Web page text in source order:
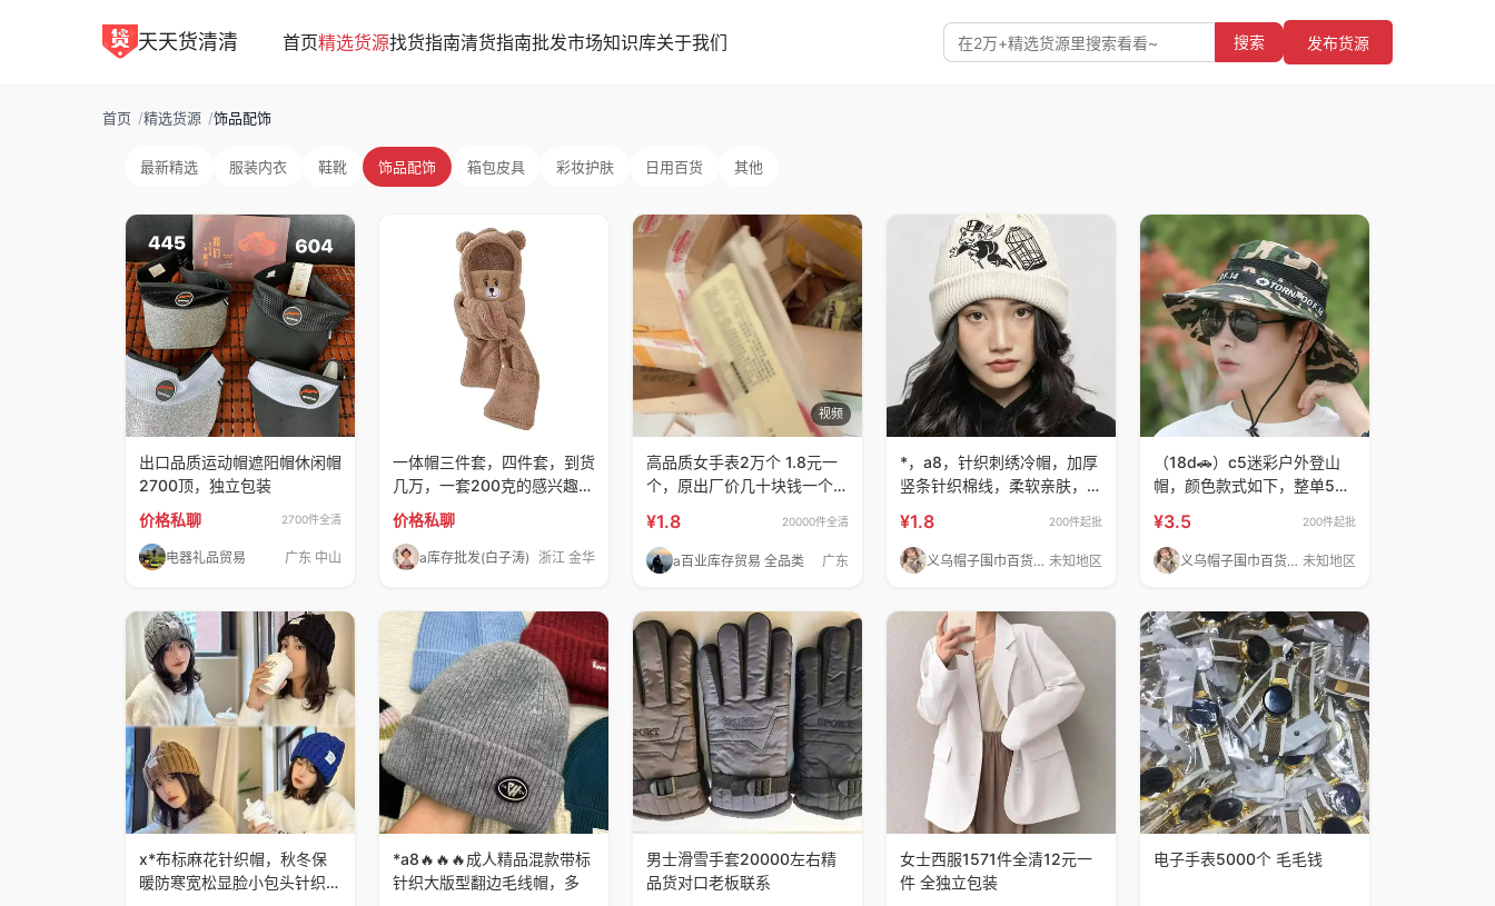
天天货清清 首页精选货源找货指南清货指南批发市场知识库关于我们 搜索 发布货源
首页 /精选货源 /饰品配饰
最新精选 服装内衣 鞋靴 饰品配饰 箱包皮具 彩妆护肤 日用百货 其他
出口品质运动帽遮阳帽休闲帽
2700顶，独立包装
价格私聊
2700件全清
电器礼品贸易 广东 中山
一体帽三件套，四件套，到货
几万，一套200克的感兴趣的
来聊，
价格私聊
a库存批发(白子涛) 浙江 金华
视频
高品质女手表2万个 1.8元一
个，原出厂价几十块钱一个
¥1.8 20000件全清
a百业库存贸易 全品类 广东
*，a8，针织刺绣冷帽，加厚
竖条针织棉线，柔软亲肤，保
¥1.8 200件起批
义乌帽子围巾百货批发 未知地区
（18d🚗）c5迷彩户外登山
帽，颜色款式如下，整单5个
¥3.5 200件起批
义乌帽子围巾百货批发 未知地区
x*布标麻花针织帽，秋冬保
暖防寒宽松显脸小包头针织
*a8🔥🔥🔥成人精品混款带标
针织大版型翻边毛线帽，多
男士滑雪手套20000左右精
品货对口老板联系
女士西服1571件全清12元一
件 全独立包装
电子手表5000个 毛毛钱